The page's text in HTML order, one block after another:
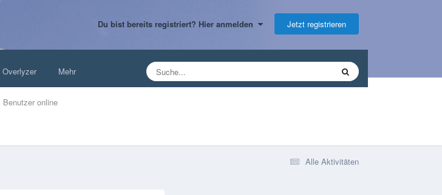
Du bist bereits registriert? Hier anmelden Jetzt registrieren
Benutzer online
Overlyzer Mehr
Alle Aktivitäten